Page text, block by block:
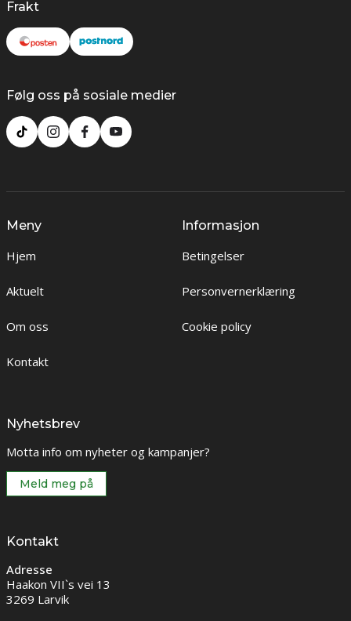
Frakt
Følg oss på sosiale medier
Meny
Hjem
Aktuelt
Om oss
Kontakt
Informasjon
Betingelser
Personvernerklæring
Cookie policy
Nyhetsbrev
Motta info om nyheter og kampanjer?
Meld meg på
Kontakt
Adresse
Haakon VII`s vei 13
3269 Larvik